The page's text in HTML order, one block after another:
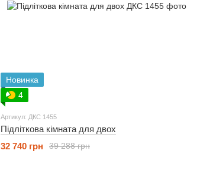
Новинка
4
Артикул: ДКС 1455
Підліткова кімната для двох
39 288 грн
32 740 грн